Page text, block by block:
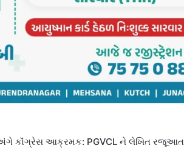
અંગે કૉંગ્રેસ આક્રમક: PGVCL ને લેખિત રજૂઆત